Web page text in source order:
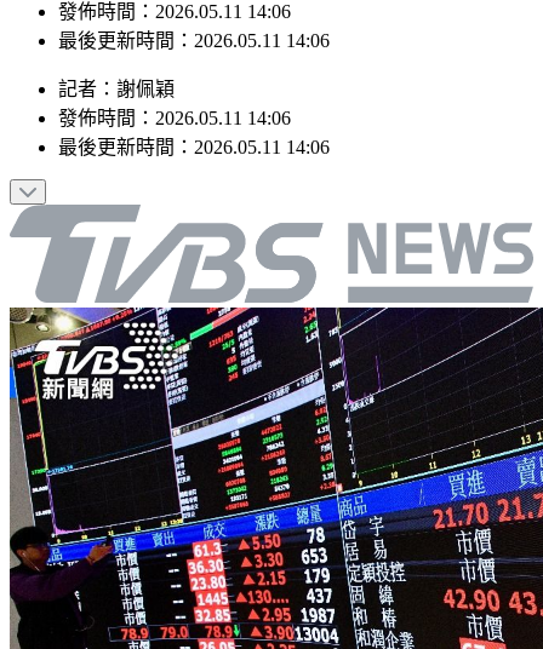
記者：謝佩穎
發佈時間：2026.05.11 14:06
記者：謝佩穎
發佈時間：2026.05.11 14:06